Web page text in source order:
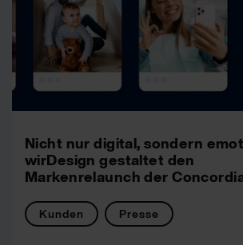
Nicht nur digital, sondern
wirDesign gestaltet den
Markenrelaunch der
Kunden Presse